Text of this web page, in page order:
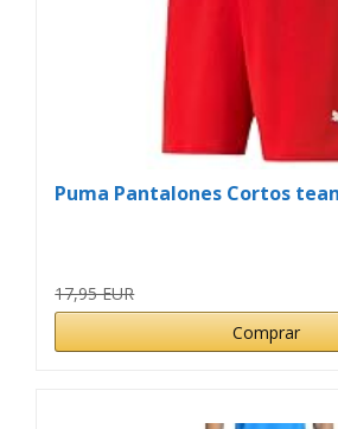
Puma Pantalones Cortos
17,95 EUR
Comprar